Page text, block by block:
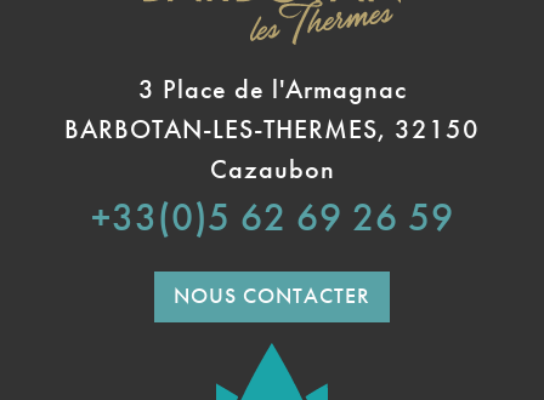
3 Place de l'Armagnac
BARBOTAN-LES-THERMES, 32150
Cazaubon
+33(0)5 62 69 26 59
NOUS CONTACTER